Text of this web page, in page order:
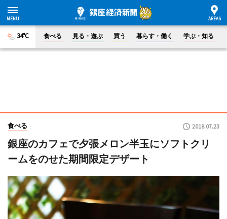
34°C 食べる 見る・遊ぶ 買う 暮らす・働く 学ぶ・知る
食べる 2018.07.23
銀座のカフェで夕張メロン半玉にソフトクリ
ームをのせた期間限定デザート